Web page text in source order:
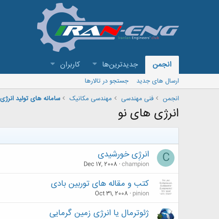
انجمن جدیدترین‌ها کاربران
ارسال های جدید
جستجو در تالارها
انجمن
فنی مهندسی مهندسی مکانیک سامانه های تولید
انرژی های نو
C انرژِی خورشیدی
champion
Dec 17, 2008
کتب و مقاله های توربین بادی
pinion
Oct 31, 2008
ژئوترمال یا انرژی زمین گرمایی